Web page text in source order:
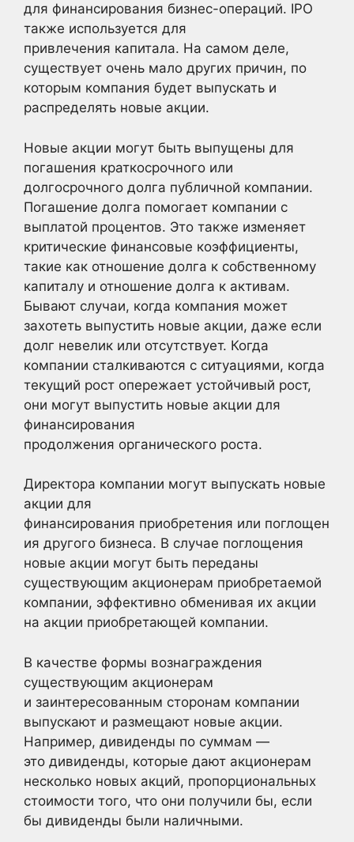
для финансирования бизнес-операций. IPO
также используется для
привлечения капитала. На самом деле,
существует очень мало других причин, по
которым компания будет выпускать и
распределять новые акции.
Новые акции могут быть выпущены для
погашения краткосрочного или
долгосрочного долга публичной компании.
Погашение долга помогает компании с
выплатой процентов. Это также изменяет
критические финансовые коэффициенты,
такие как отношение долга к собственному
капиталу и отношение долга к активам.
Бывают случаи, когда компания может
захотеть выпустить новые акции, даже если
долг невелик или отсутствует. Когда
компании сталкиваются с ситуациями, когда
текущий рост опережает устойчивый рост,
они могут выпустить новые акции для
финансирования
продолжения органического роста.
Директора компании могут выпускать новые
акции для
финансирования приобретения или поглощен
ия другого бизнеса. В случае поглощения
новые акции могут быть переданы
существующим акционерам приобретаемой
компании, эффективно обменивая их акции
на акции приобретающей компании.
В качестве формы вознаграждения
существующим акционерам
и заинтересованным сторонам компании
выпускают и размещают новые акции.
Например, дивиденды по суммам —
это дивиденды, которые дают акционерам
несколько новых акций, пропорциональных
стоимости того, что они получили бы, если
бы дивиденды были наличными.